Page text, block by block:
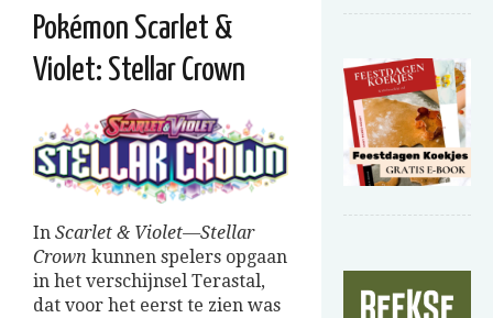
Pokémon Scarlet &
Violet: Stellar Crown
In Scarlet & Violet—Stellar
Crown kunnen spelers opgaan
in het verschijnsel Terastal,
dat voor het eerst te zien was